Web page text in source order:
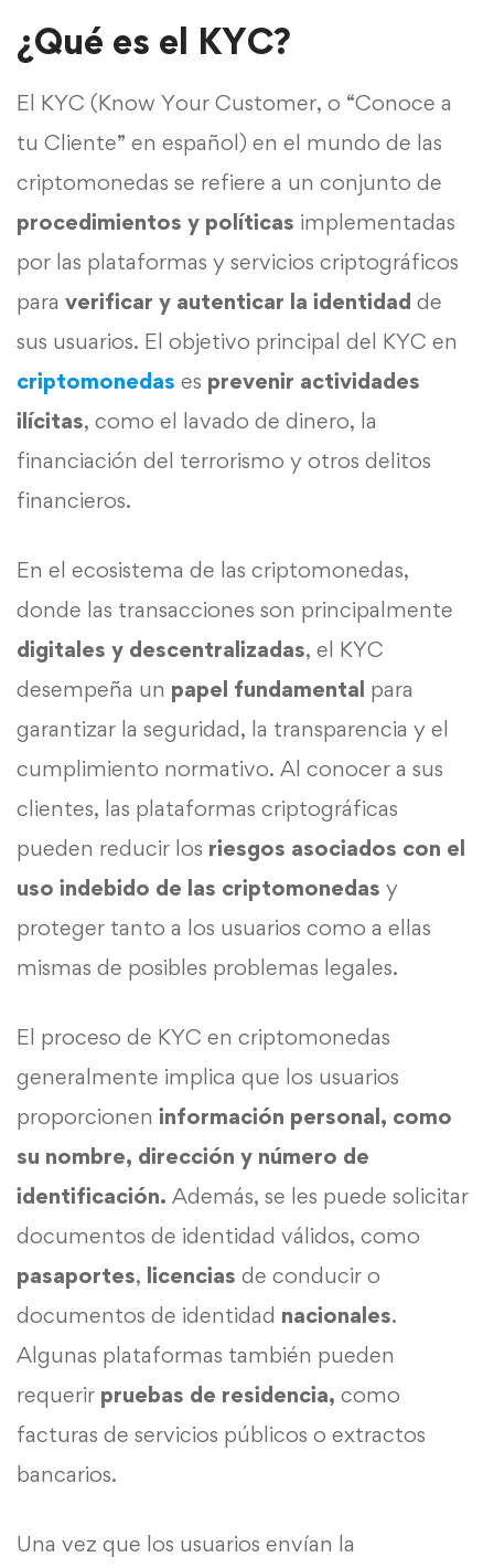
¿Qué es el KYC?
El KYC (Know Your Customer, o “Conoce a
tu Cliente” en español) en el mundo de las
criptomonedas se refiere a un conjunto de
procedimientos y políticas implementadas
por las plataformas y servicios criptográficos
para verificar y autenticar la identidad de
sus usuarios. El objetivo principal del KYC en
criptomonedas es prevenir actividades
ilícitas, como el lavado de dinero, la
financiación del terrorismo y otros delitos
financieros.
En el ecosistema de las criptomonedas,
donde las transacciones son principalmente
digitales y descentralizadas, el KYC
desempeña un papel fundamental para
garantizar la seguridad, la transparencia y el
cumplimiento normativo. Al conocer a sus
clientes, las plataformas criptográficas
pueden reducir los riesgos asociados con el
uso indebido de las criptomonedas y
proteger tanto a los usuarios como a ellas
mismas de posibles problemas legales.
El proceso de KYC en criptomonedas
generalmente implica que los usuarios
proporcionen información personal, como
su nombre, dirección y número de
identificación. Además, se les puede solicitar
documentos de identidad válidos, como
pasaportes, licencias de conducir o
documentos de identidad nacionales.
Algunas plataformas también pueden
requerir pruebas de residencia, como
facturas de servicios públicos o extractos
bancarios.
Una vez que los usuarios envían la